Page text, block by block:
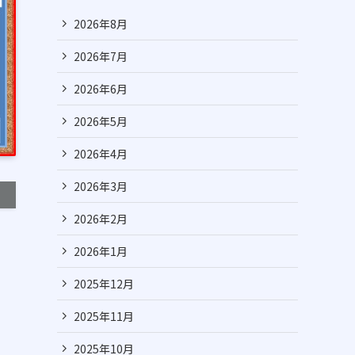
2026年8月
2026年7月
2026年6月
2026年5月
2026年4月
2026年3月
2026年2月
2026年1月
2025年12月
2025年11月
2025年10月